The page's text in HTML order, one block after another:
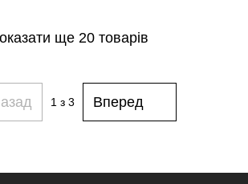
ще 20 товарів
1 з 3 Вперед